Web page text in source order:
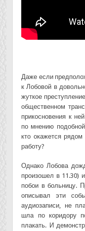
Даже если
к Лобовой в
жуткое
общественном
прикосновения к
по мнению
кто окажется
работу?
Однако Лобова
произошел в 11.30)
побои в больницу.
описывал эти
аудиозаписи, не
шла по коридору
плакать. И